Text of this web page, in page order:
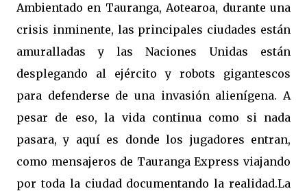
Ambientado en Tauranga, Aotearoa, durante una
crisis inminente, las principales ciudades están
amuralladas y las Naciones Unidas están
desplegando al ejército y robots gigantescos
para defenderse de una invasión alienígena. A
pesar de eso, la vida continua como si nada
pasara, y aquí es donde los jugadores entran,
como mensajeros de Tauranga Express viajando
por toda la ciudad documentando la realidad.La